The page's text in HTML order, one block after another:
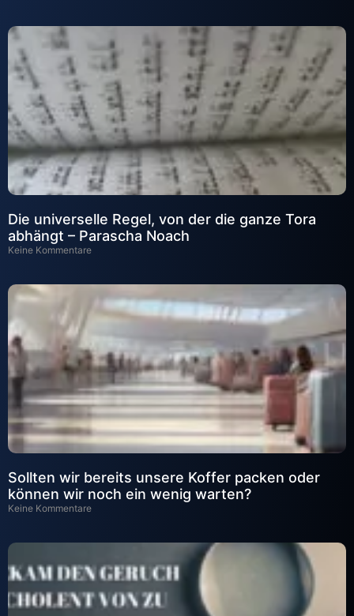
Die universelle Regel, von der die ganze Tora
abhängt – Parascha Noach
Keine Kommentare
Sollten wir bereits unsere Koffer packen oder
können wir noch ein wenig warten?
Keine Kommentare